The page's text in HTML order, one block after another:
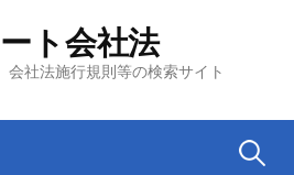
ト会社法
会社法施行規則等の検索サイト
検